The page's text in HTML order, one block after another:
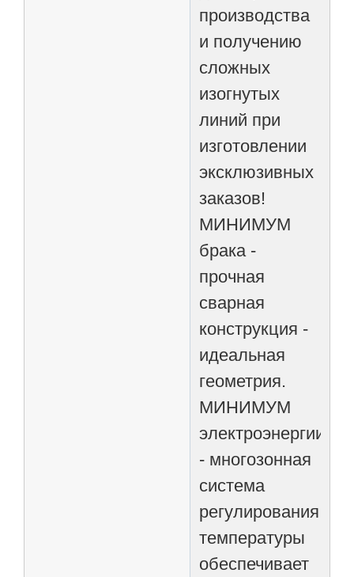
производства
и получению
сложных
изогнутых
линий при
изготовлении
эксклюзивных
заказов!
МИНИМУМ
брака -
прочная
сварная
конструкция -
идеальная
геометрия.
МИНИМУМ
электроэнергии
- многозонная
система
регулирования
температуры
обеспечивает